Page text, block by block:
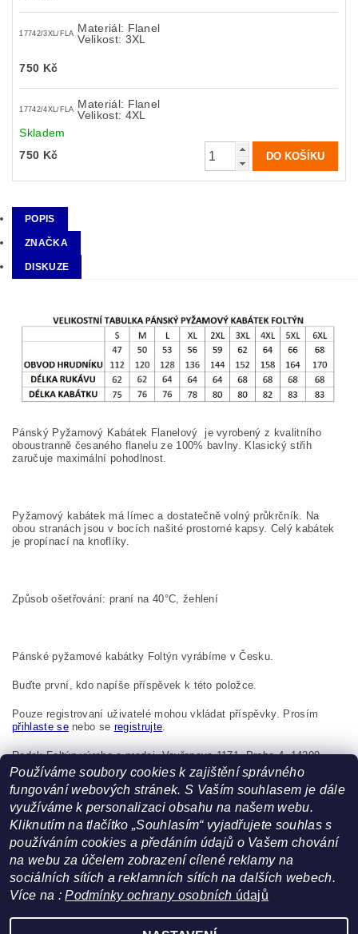
17742/3XL/FLA Materiál: Flanel
Velikost: 3XL
750 Kč
17742/4XL/FLA Materiál: Flanel
Velikost: 4XL
Skladem
750 Kč
POPIS
ZNAČKA
DISKUZE
Pánský Pyžamový Kabátek Flanelový je vyrobený z kvalitního
oboustranně česaného flanelu ze 100% bavlny. Klasický střih
zaručuje maximální pohodlnost.
Pyžamový kabátek má límec a dostatečně volný průkrčník. Na
obou stranách jsou v bocích našité prostorné kapsy. Celý kabátek
je propínací na knoflíky.
Způsob ošetřování: praní na 40°C, žehlení
Pánské pyžamové kabátky Foltýn vyrábíme v Česku.
Buďte první, kdo napíše příspěvek k této položce.
Pouze registrovaní uživatelé mohou vkládat příspěvky. Prosím
přihlaste senebo se registrujte
Radek Foltýn výroba a prodej, Vavřenova 1171, Praha 4, 14200,
Česká republika, foltynradek@seznam.cz
Facebook | Heureka.cz
Používáme soubory cookies k zajištění správného
fungování webových stránek. S Vaším souhlasem je dále
využíváme k personalizaci obsahu na našem webu.
Kliknutím na tlačítko „Souhlasím“ vyjadřujete souhlas s
používáním cookies a předáním údajů o Vašem chování
na webu za účelem zobrazení cílené reklamy na
sociálních sítích a reklamních sítích na dalších webech.
Více na :Podmínky ochrany osobních údajů